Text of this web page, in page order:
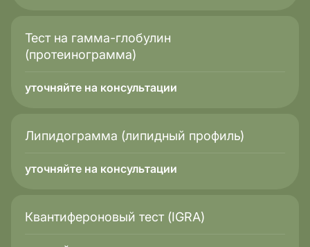
Тест на гамма-глобулин
(протеинограмма)
уточняйте на консультации
Липидограмма (липидный профиль)
уточняйте на консультации
Квантифероновый тест (IGRA)